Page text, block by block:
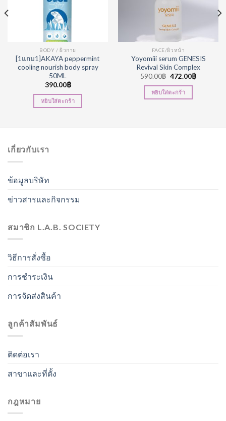
BODY / ผิวกาย
[1แถม1]AKAYA peppermint
cooling nourish body spray
50ML
390.00฿
หยิบใส่ตะกร้า
FACE/ผิวหน้า
Yoyomiii serum GENESIS
Revival Skin Complex
590.00฿ 472.00฿
หยิบใส่ตะกร้า
เกี่ยวกับเรา
ข้อมูลบริษัท
ข่าวสารและกิจกรรม
สมาชิก L.A.B. SOCIETY
วิธีการสั่งซื้อ
การชำระเงิน
การจัดส่งสินค้า
ลูกค้าสัมพันธ์
ติดต่อเรา
สาขาและที่ตั้ง
กฎหมาย